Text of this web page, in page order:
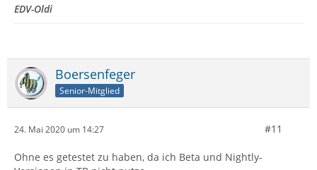
EDV-Oldi
Boersenfeger
Senior-Mitglied
24. Mai 2020 um 14:27 #11
Ohne es getestet zu haben, da ich Beta und Nightly-